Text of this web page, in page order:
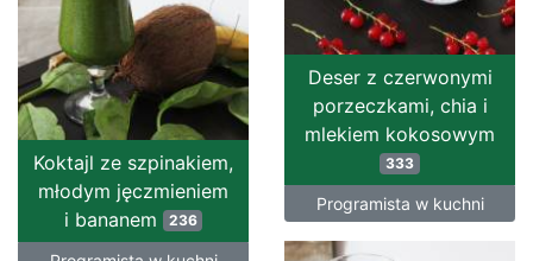
Deser z czerwonymi
porzeczkami, chia i
mlekiem kokosowym
333
Programista w kuchni
Koktajl ze szpinakiem,
młodym jęczmieniem
i bananem
236